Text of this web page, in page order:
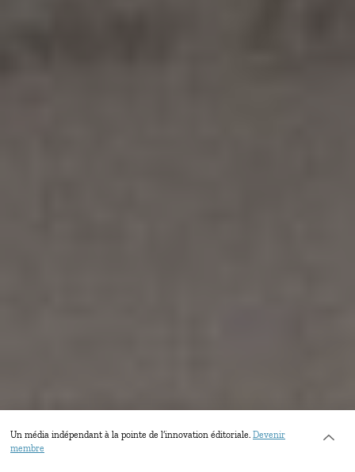
Un média indépendant à la pointe de l’innovation éditoriale. Devenir
membre